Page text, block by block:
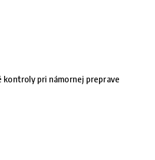
kontroly pri námornej preprave